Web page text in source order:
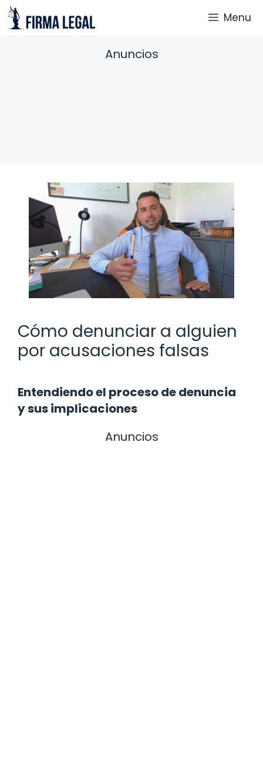
Saltar
al
Menu
Anuncios
Cómo denunciar a alguien
por acusaciones falsas
Entendiendo el proceso de denuncia
y sus implicaciones
Anuncios